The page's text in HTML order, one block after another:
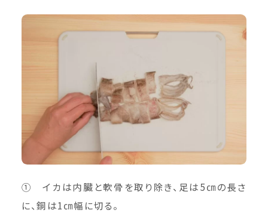
① イカは内臓と軟骨を取り除き、足は5㎝の長さ
に、銅は1㎝幅に切る。